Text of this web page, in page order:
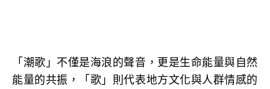
「潮歌」不僅是海浪的聲音，更是生命能量與自然
能量的共振，「歌」則代表地方文化與人群情感的